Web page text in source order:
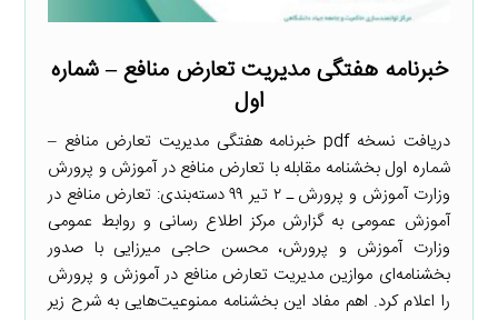
خبرنامه هفتگی مدیریت تعارض منافع – شماره
اول
دریافت نسخه pdf خبرنامه هفتگی مدیریت تعارض منافع –
شماره اول بخشنامه مقابله با تعارض منافع در آموزش و پرورش
وزارت آموزش و پرورش ـ ۲ تیر ۹۹ دسته‌بندی: تعارض منافع در
آموزش عمومی به گزارش مرکز اطلاع رسانی و روابط عمومی
وزارت آموزش و پرورش، محسن حاجی میرزایی با صدور
بخشنامه‌ای موازین مدیریت تعارض منافع در آموزش و پرورش
را اعلام کرد. اهم مفاد این بخشنامه ممنوعیت‌هایی به شرح زیر